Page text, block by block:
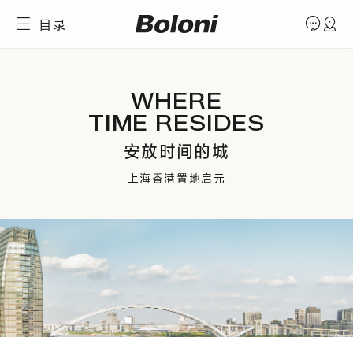
目录
WHERE
TIME RESIDES
安放时间的城
上海香港置地启元